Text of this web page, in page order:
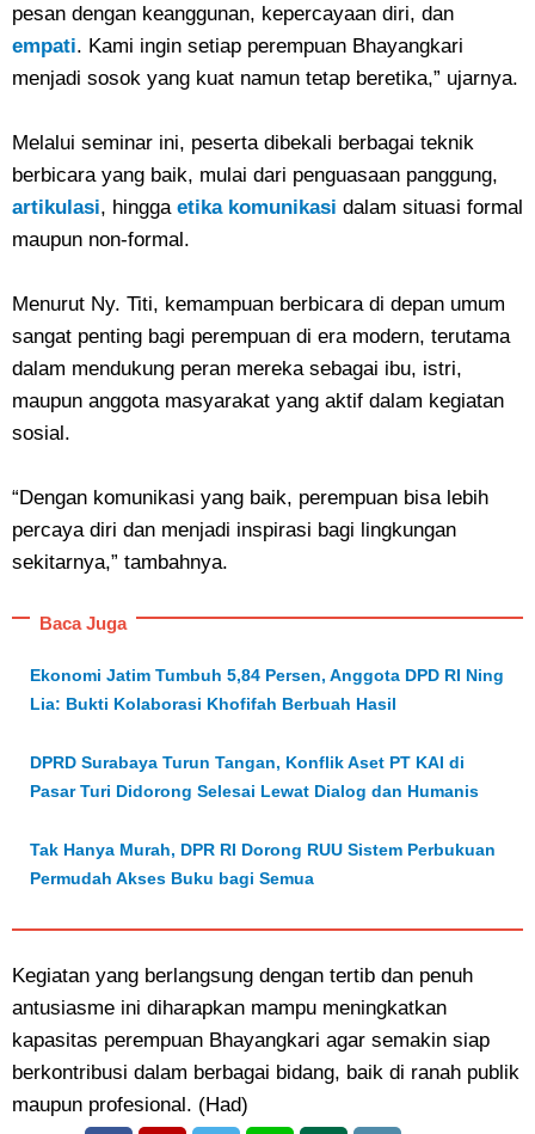
pesan dengan keanggunan, kepercayaan diri, dan
empati. Kami ingin setiap perempuan Bhayangkari
menjadi sosok yang kuat namun tetap beretika,” ujarnya.
Melalui seminar ini, peserta dibekali berbagai teknik
berbicara yang baik, mulai dari penguasaan panggung,
artikulasi, hingga etika komunikasi dalam situasi formal
maupun non-formal.
Menurut Ny. Titi, kemampuan berbicara di depan umum
sangat penting bagi perempuan di era modern, terutama
dalam mendukung peran mereka sebagai ibu, istri,
maupun anggota masyarakat yang aktif dalam kegiatan
sosial.
“Dengan komunikasi yang baik, perempuan bisa lebih
percaya diri dan menjadi inspirasi bagi lingkungan
sekitarnya,” tambahnya.
Baca Juga
Ekonomi Jatim Tumbuh 5,84 Persen, Anggota DPD RI Ning
Lia: Bukti Kolaborasi Khofifah Berbuah Hasil
DPRD Surabaya Turun Tangan, Konflik Aset PT KAI di
Pasar Turi Didorong Selesai Lewat Dialog dan Humanis
Tak Hanya Murah, DPR RI Dorong RUU Sistem Perbukuan
Permudah Akses Buku bagi Semua
Kegiatan yang berlangsung dengan tertib dan penuh
antusiasme ini diharapkan mampu meningkatkan
kapasitas perempuan Bhayangkari agar semakin siap
berkontribusi dalam berbagai bidang, baik di ranah publik
maupun profesional. (Had)